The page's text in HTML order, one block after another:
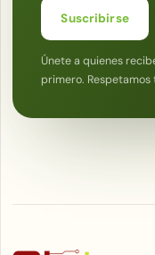
Suscribirse
Únete a quienes
primero.